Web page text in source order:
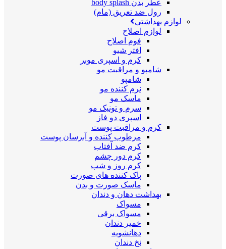
عطر بدن body splash
رول ضد تعریق (مام)
لوازم بهداشتی
لوازم اصلاح
فوم اصلاح
افتر شیو
کرم و اسپری موبر
شامپو و مراقبت مو
شامپو
نرم کننده مو
ماسک مو
سرم و تونیک مو
اسپری دو فاز
کرم و مراقبت پوست
مرطوب کننده و آبرسان پوست
کرم ضد آفتاب
کرم دور چشم
کرم روز و شب
پاک کننده های صورت
ماسک صورت و بدن
بهداشت دهان و دندان
مسواک
مسواک برقی
خمیر دندان
دهانشویه
نخ دندان